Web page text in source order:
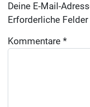
Deine E-Mail-
Erforderliche
Kommentare *